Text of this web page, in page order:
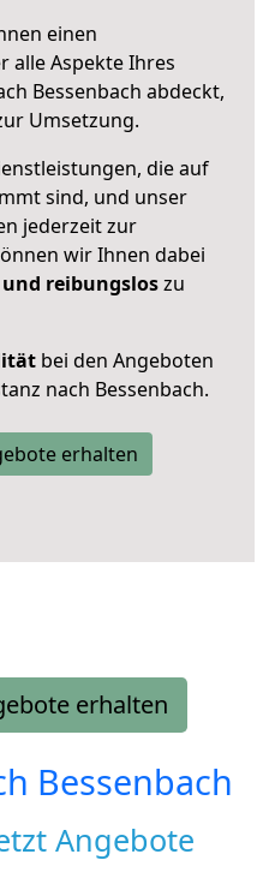
einen
alle Aspekte Ihres
Bessenbach abdeckt,
Umsetzung.
die auf
sind, und unser
jederzeit zur
wir Ihnen dabei
reibungsloszu
bei den Angeboten
nach Bessenbach.
erhalten
erhalten
Bessenbach
Angebote